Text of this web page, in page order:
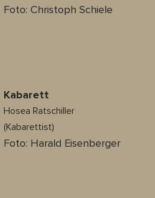
Foto: Christoph Schiele
Kabarett
Hosea Ratschiller
(Kabarettist)
Foto: Harald Eisenberger